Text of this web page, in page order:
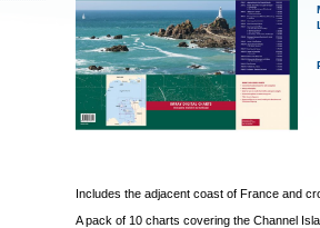
Includes the adjacent coast of France and
A pack of 10 charts covering the Channel